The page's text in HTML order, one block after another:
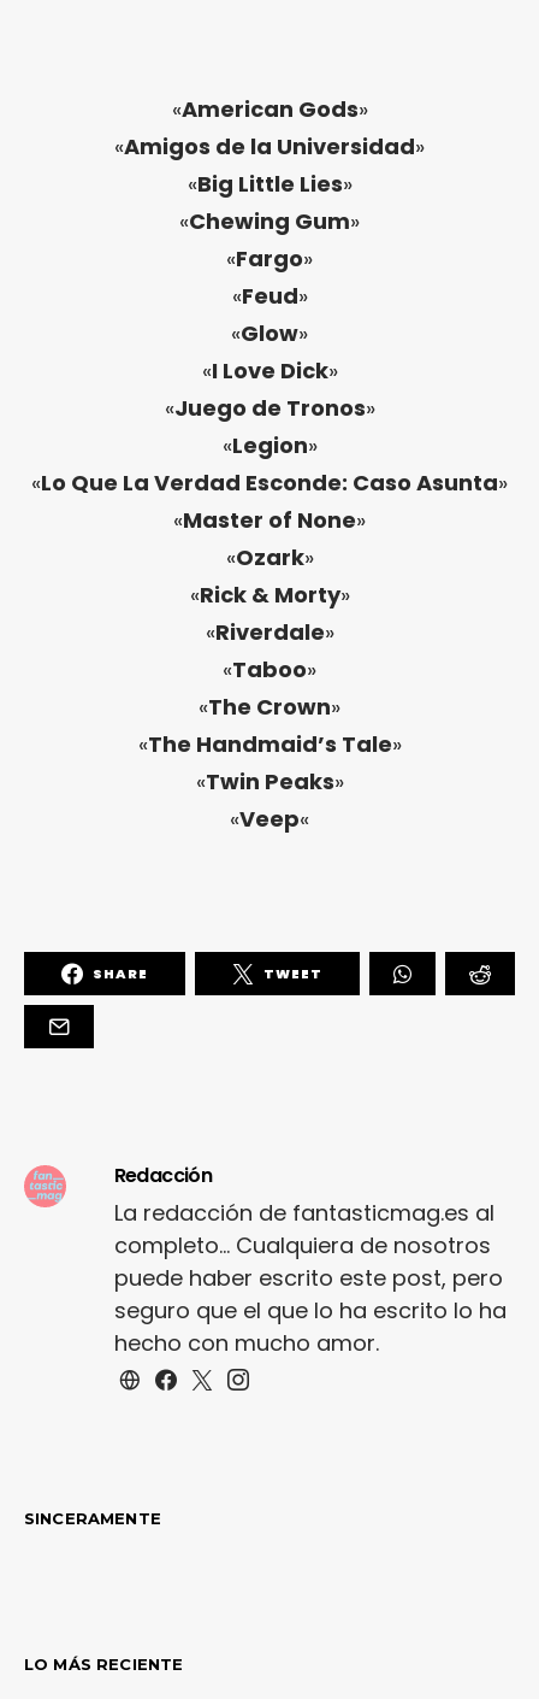
«American Gods»
«Amigos de la Universidad»
«Big Little Lies»
«Chewing Gum»
«Fargo»
«Feud»
«Glow»
«I Love Dick»
«Juego de Tronos»
«Legion»
«Lo Que La Verdad Esconde: Caso Asunta»
«Master of None»
«Ozark»
«Rick & Morty»
«Riverdale»
«Taboo»
«The Crown»
«The Handmaid’s Tale»
«Twin Peaks»
«Veep«
SHARE TWEET
Redacción
La redacción de fantasticmag.es al
completo... Cualquiera de nosotros
puede haber escrito este post, pero
seguro que el que lo ha escrito lo ha
hecho con mucho amor.
SINCERAMENTE
LO MÁS RECIENTE